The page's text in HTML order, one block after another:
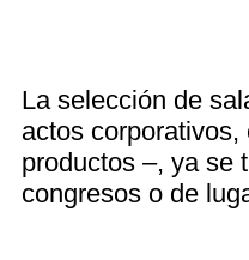
La selección de
actos
productos –, ya se
congresos o de